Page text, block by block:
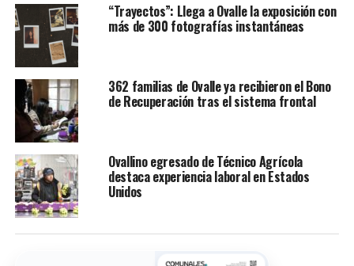
“Trayectos”: Llega a Ovalle la exposición con
más de 300 fotografías instantáneas
362 familias de Ovalle ya recibieron el Bono
de Recuperación tras el sistema frontal
Ovallino egresado de Técnico Agrícola
destaca experiencia laboral en Estados
Unidos